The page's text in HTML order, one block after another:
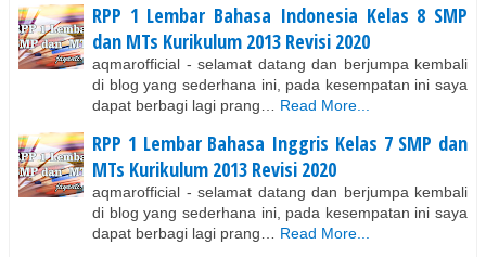
RPP 1 Lembar Bahasa Indonesia Kelas 8 SMP
dan MTs Kurikulum 2013 Revisi 2020
aqmarofficial - selamat datang dan berjumpa kembali
di blog yang sederhana ini, pada kesempatan ini saya
dapat berbagi lagi prang…
Read More...
RPP 1 Lembar Bahasa Inggris Kelas 7 SMP dan
MTs Kurikulum 2013 Revisi 2020
aqmarofficial - selamat datang dan berjumpa kembali
di blog yang sederhana ini, pada kesempatan ini saya
dapat berbagi lagi prang…
Read More...